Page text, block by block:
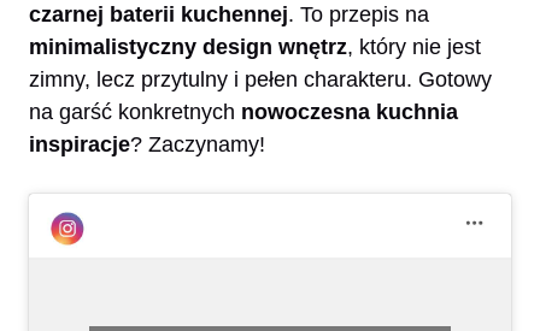
czarnej baterii kuchennej. To przepis na
minimalistyczny design wnętrz, który nie jest
zimny, lecz przytulny i pełen charakteru. Gotowy
na garść konkretnych nowoczesna kuchnia
inspiracje? Zaczynamy!